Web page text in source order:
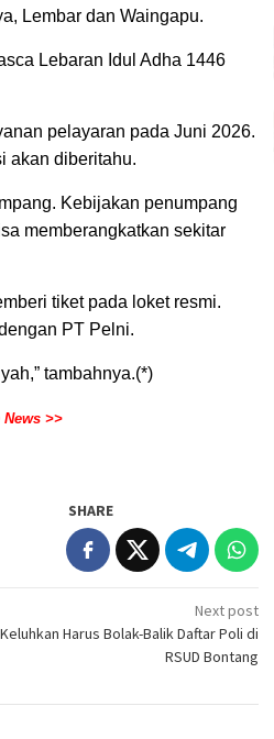
Lembar dan Waingapu.
Lebaran Idul Adha 1446
pelayaran pada Juni 2026.
akan diberitahu.
Kebijakan penumpang
memberangkatkan sekitar
tiket pada loket resmi.
PT Pelni.
tambahnya.(*)
>>
SHARE
Next post
Harus Bolak-Balik Daftar Poli di
RSUD Bontang